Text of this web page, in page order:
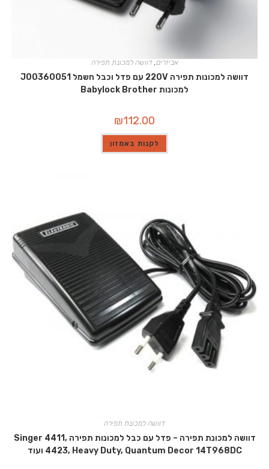
אביזרים ,דוושה למכונת תפירה
דוושה למכונות תפירה 220V עם פדל וכבל חשמל J00360051
למכונות Babylock Brother
₪112.00
לקנות באמזון
דוושה למכונת תפירה
דוושה למכונת תפירה – פדל עם כבל למכונות תפירה Singer 4411,
4423, Heavy Duty, Quantum Decor 14T968DC ועוד